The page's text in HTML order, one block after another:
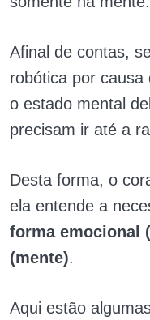
Afinal de contas,
robótica por causa
o estado mental
precisam ir até a
Desta forma, o
ela entende a
forma emocional
(mente).
Aqui estão